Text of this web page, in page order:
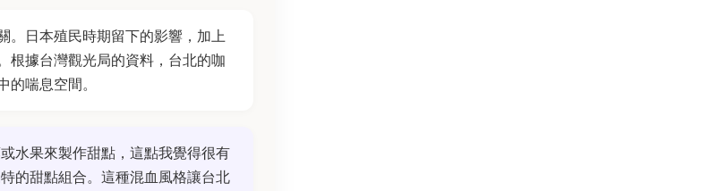
。日本殖民時期留下的影響，加上
根據台灣觀光局的資料，台北的咖
喘息空間。
水果來製作甜點，這點我覺得很有
的甜點組合。這種混血風格讓台北